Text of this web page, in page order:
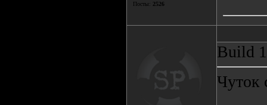
Посты: 2526
Build
Чуток